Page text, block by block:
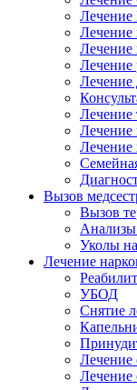
Лечение
Лечение
Лечение
Лечение
Лечение
Лечение
Лечение
Вызов
Вызов
Анализы
Уколы
Лечение
УБОД
Снятие
Лечение
Лечение